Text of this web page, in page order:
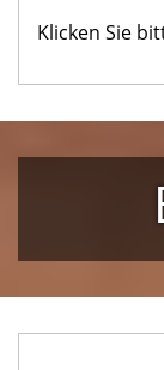
Klicken Sie